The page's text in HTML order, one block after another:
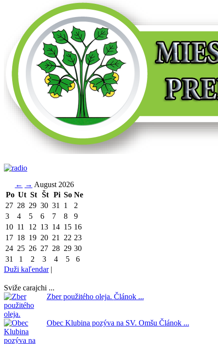
← → August 2026
Po Ut St Št Pi So Ne
27 28 29 30 31 1
2
3
4 5 6 7 8
9
10 11 12 13 14 15 16
17 18 19 20 21 22 23
24 25 26 27 28 29 30
31
1 2 3 4 5
6
Duži kaľendar|
Sviže carajchi ...
Zber použitého oleja. Článok ...
Obec Klubina pozýva na SV. Omšu Článok ...